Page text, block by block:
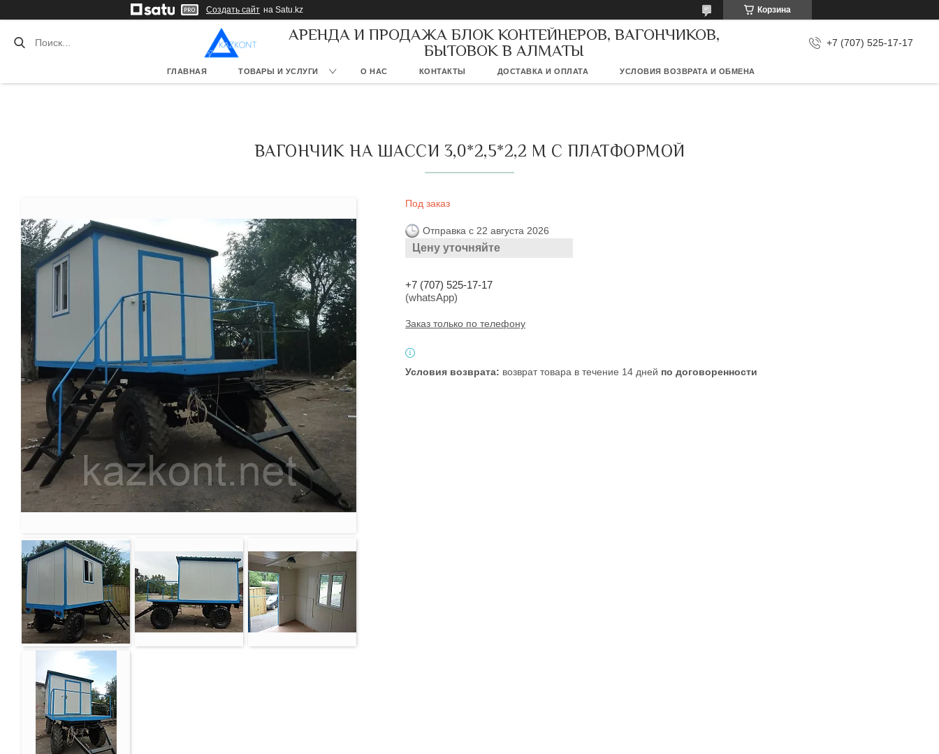
Создать сайт на Satu.kz Корзина
АРЕНДА И ПРОДАЖА БЛОК КОНТЕЙНЕРОВ, ВАГОНЧИКОВ,
БЫТОВОК В АЛМАТЫ
+7 (707) 525-17-17
ГЛАВНАЯ ТОВАРЫ И УСЛУГИ О НАС КОНТАКТЫ ДОСТАВКА И ОПЛАТА УСЛОВИЯ ВОЗВРАТА И ОБМЕНА
ВАГОНЧИК НА ШАССИ 3,0*2,5*2,2 М С ПЛАТФОРМОЙ
Под заказ
Отправка с 22 августа 2026
Цену уточняйте
+7 (707) 525-17-17
(whatsApp)
Заказ только по телефону
возврат товара в течение 14 дней по договоренности